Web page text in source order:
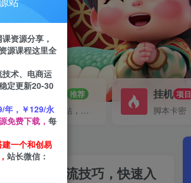
招募站长 推荐
搭建同款网站，自己当老板
挂机 项目
脚本卡密
教学和引流技巧，快速入
资源分享，
源课程这里全
术、电商运
定更新20-30
年，￥129/永
免费下载， 每
一个和创易
站长微信：